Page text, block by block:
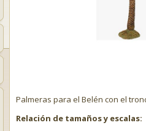
Palmeras para el Belén con el
Relación de tamaños y escalas: